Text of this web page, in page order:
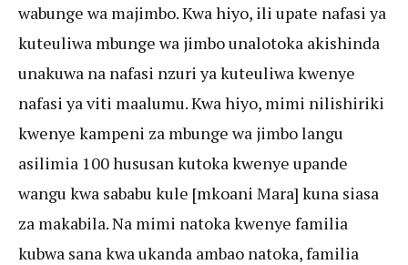
wabunge wa majimbo. Kwa hiyo, ili upate nafasi ya
kuteuliwa mbunge wa jimbo unalotoka akishinda
unakuwa na nafasi nzuri ya kuteuliwa kwenye
nafasi ya viti maalumu. Kwa hiyo, mimi nilishiriki
kwenye kampeni za mbunge wa jimbo langu
asilimia 100 hususan kutoka kwenye upande
wangu kwa sababu kule [mkoani Mara] kuna siasa
za makabila. Na mimi natoka kwenye familia
kubwa sana kwa ukanda ambao natoka, familia